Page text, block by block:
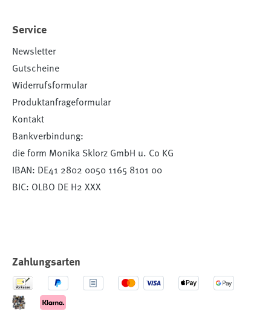
Service
Newsletter
Gutscheine
Widerrufsformular
Produktanfrageformular
Kontakt
Bankverbindung:
die form Monika Sklorz GmbH u. Co KG
IBAN: DE41 2802 0050 1165 8101 00
BIC: OLBO DE H2 XXX
Zahlungsarten